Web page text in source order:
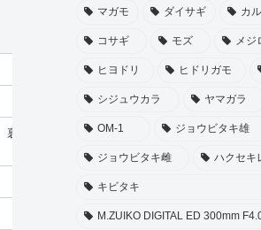
裏面照射型CMOS
約2600万画素
マガモ ダイサギ カ
コサギ モズ メジ
ヒヨドリ ヒドリガモ
シジュウカラ ヤマガラ
OM-1 ジョウビタキ雄
ジョウビタキ雌 ハクセキ
キビタキ
M.ZUIKO DIGITAL ED 300mm